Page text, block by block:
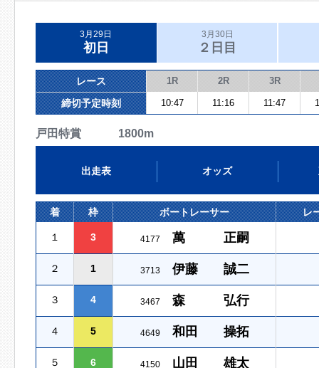
3月29日
初日
3月30日
２日目
レース 1R 2R 3R
締切予定時刻 10:47 11:16 11:47
戸田特賞 1800m
出走表 オッズ
着 枠 ボートレーサー レ
１ 3 4177 萬 正嗣
２ 1 3713 伊藤 誠二
３ 4 3467 森 弘行
４ 5 4649 和田 操拓
５ 6 4150 山田 雄太